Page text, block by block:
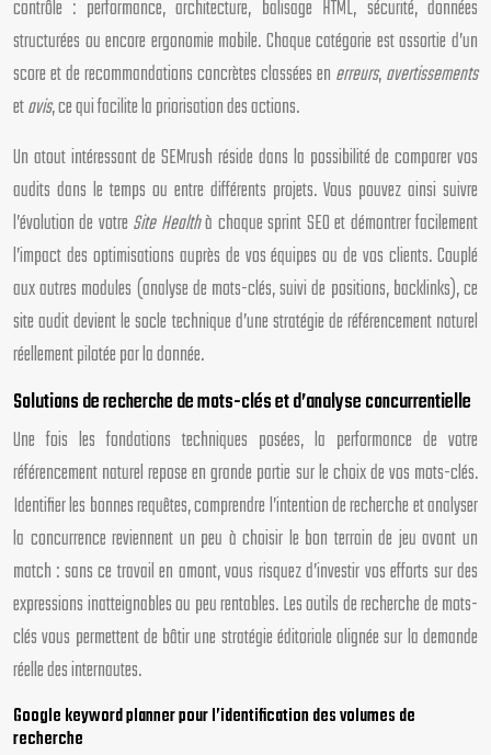
contrôle : performance, architecture, balisage HTML, sécurité, données
structurées ou encore ergonomie mobile. Chaque catégorie est assortie d’un
score et de recommandations concrètes classées en erreurs,avertissements
etavis, ce qui facilite la priorisation des actions.
Un atout intéressant de SEMrush réside dans la possibilité de comparer vos
audits dans le temps ou entre différents projets. Vous pouvez ainsi suivre
l’évolution de votreSite Healthà chaque sprint SEO et démontrer facilement
l’impact des optimisations auprès de vos équipes ou de vos clients. Couplé
aux autres modules (analyse de mots-clés, suivi de positions, backlinks), ce
site audit devient le socle technique d’une stratégie de référencement naturel
réellement pilotée par la donnée.
Solutions de recherche de mots-clés et d’analyse concurrentielle
Une fois les fondations techniques posées, la performance de votre
référencement naturel repose en grande partie sur le choix de vos mots-clés.
Identifier les bonnes requêtes, comprendre l’intention de recherche et analyser
la concurrence reviennent un peu à choisir le bon terrain de jeu avant un
match : sans ce travail en amont, vous risquez d’investir vos efforts sur des
expressions inatteignables ou peu rentables. Les outils de recherche de mots-
clés vous permettent de bâtir une stratégie éditoriale alignée sur la demande
réelle des internautes.
Google keyword planner pour l’identification des volumes de
recherche